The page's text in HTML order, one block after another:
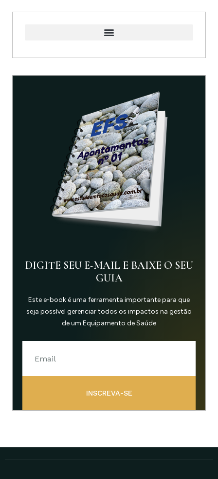
DIGITE SEU E-MAIL E BAIXE O SEU
GUIA
Este e-book é uma ferramenta importante para que
seja possível gerenciar todos os impactos na gestão
de um Equipamento de Saúde
INSCREVA-SE